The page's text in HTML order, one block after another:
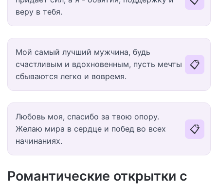
веру в тебя.
Мой самый лучший мужчина, будь
счастливым и вдохновенным, пусть мечты
сбываются легко и вовремя.
📋
Любовь моя, спасибо за твою опору.
Желаю мира в сердце и побед во всех
начинаниях.
📋
Романтические открытки с